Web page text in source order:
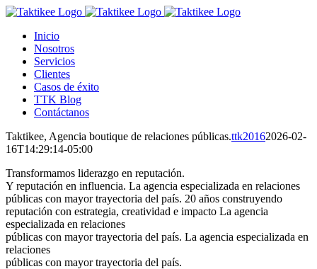
Saltar
contenido
Inicio
Nosotros
Servicios
Clientes
Casos de éxito
TTK Blog
Contáctanos
Taktikee, Agencia boutique de relaciones públicas.ttk20162026-02-
16T14:29:14-05:00
Transformamos liderazgo en reputación.
Y reputación en influencia. La agencia especializada en relaciones
públicas con mayor trayectoria del país. 20 años construyendo
reputación con estrategia, creatividad e impacto La agencia
especializada en relaciones
públicas con mayor trayectoria del país. La agencia especializada en
relaciones
públicas con mayor trayectoria del país.